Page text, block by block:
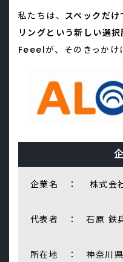
私たちは、 スペックだ
リングという新しい選
Feeelが、そのきっかけ
企業名 ： 株式会
代表者 ： 石原 鉄
所在地 ： 神奈川県